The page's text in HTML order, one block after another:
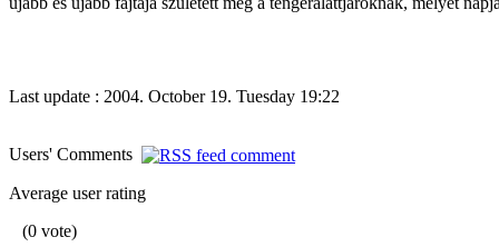
Last update : 2004. October 19. Tuesday 19:22
Users' Comments
Average user rating
(0 vote)